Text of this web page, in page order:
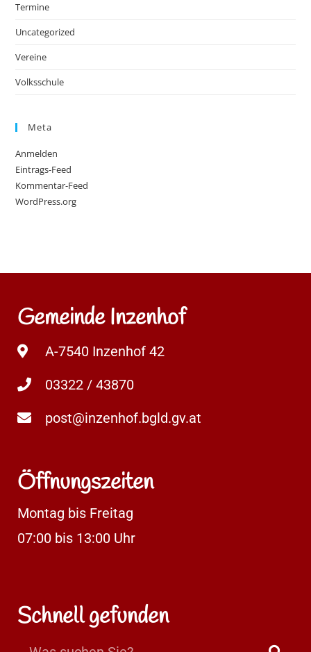
Termine
Uncategorized
Vereine
Volksschule
Meta
Anmelden
Eintrags-Feed
Kommentar-Feed
WordPress.org
Gemeinde Inzenhof
A-7540 Inzenhof 42
03322 / 43870
post@inzenhof.bgld.gv.at
Öffnungszeiten
Montag bis Freitag
07:00 bis 13:00 Uhr
Schnell gefunden